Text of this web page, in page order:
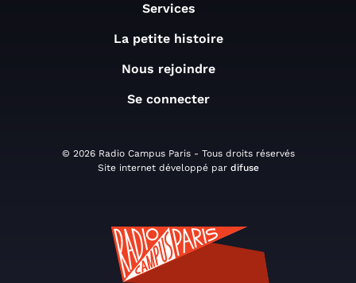
Services
La petite histoire
Nous rejoindre
Se connecter
© 2026 Radio Campus Paris - Tous droits réservés
Site internet développé par difuse